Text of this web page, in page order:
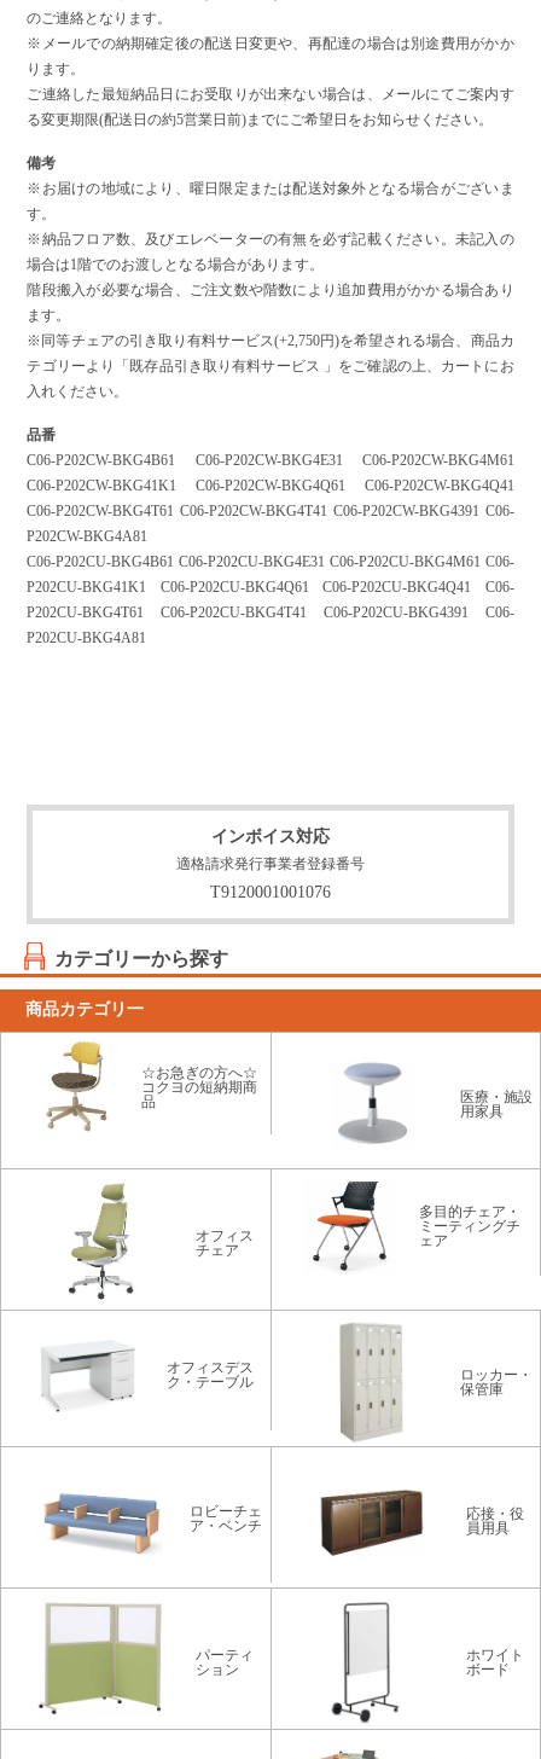
のご連絡となります。
※メールでの納期確定後の配送日変更や、再配達の場合は別途費用がかか
ります。
ご連絡した最短納品日にお受取りが出来ない場合は、メールにてご案内す
る変更期限(配送日の約5営業日前)までにご希望日をお知らせください。
備考
※お届けの地域により、曜日限定または配送対象外となる場合がございま
す。
※納品フロア数、及びエレベーターの有無を必ず記載ください。未記入の
場合は1階でのお渡しとなる場合があります。
階段搬入が必要な場合、ご注文数や階数により追加費用がかかる場合あり
ます。
※同等チェアの引き取り有料サービス(+2,750円)を希望される場合、商品カ
テゴリーより「既存品引き取り有料サービス 」をご確認の上、カートにお
入れください。
品番
C06-P202CW-BKG4B61 C06-P202CW-BKG4E31 C06-P202CW-BKG4M61
C06-P202CW-BKG41K1 C06-P202CW-BKG4Q61 C06-P202CW-BKG4Q41
C06-P202CW-BKG4T61 C06-P202CW-BKG4T41 C06-P202CW-BKG4391 C06-
P202CW-BKG4A81
C06-P202CU-BKG4B61 C06-P202CU-BKG4E31 C06-P202CU-BKG4M61 C06-
P202CU-BKG41K1 C06-P202CU-BKG4Q61 C06-P202CU-BKG4Q41 C06-
P202CU-BKG4T61 C06-P202CU-BKG4T41 C06-P202CU-BKG4391 C06-
P202CU-BKG4A81
インボイス対応
適格請求発行事業者登録番号
T9120001001076
カテゴリーから探す
商品カテゴリ一
☆お急ぎの方へ☆
コクヨの短納期商
品
医療・施設
用家具
オフィス
チェア
多目的チェア・
ミーティングチ
ェア
オフィスデス
ク・テーブル
ロッカー・
保管庫
ロビーチェ
ア・ベンチ
応接・役
員用具
パーティ
ション
ホワイト
ボード